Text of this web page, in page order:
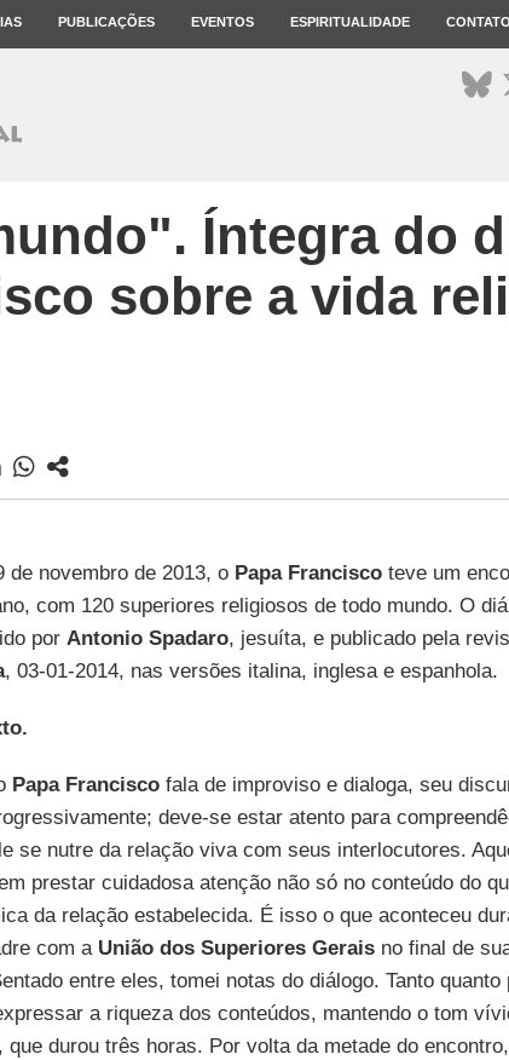
PUBLICAÇÕES EVENTOS ESPIRITUALIDADE CONTATO
Íntegra do
sobre a vida
de novembro de 2013, o Papa Franciscoteve um
com 120 superiores religiosos de todo mundo. O
por Antonio Spadaro, jesuíta, e publicado pela
, 03-01-2014, nas versões italina, inglesa e espanhola.
Papa Franciscofala de improviso e dialoga, seu
deve-se estar atento para
se nutre da relação viva com seus interlocutores.
prestar cuidadosa atenção não só no conteúdo do
da relação estabelecida. É isso o que aconteceu
com a União dos Superiores Geraisno final de
entre eles, tomei notas do diálogo. Tanto quanto
a riqueza dos conteúdos, mantendo o tom
que durou três horas. Por volta da metade do